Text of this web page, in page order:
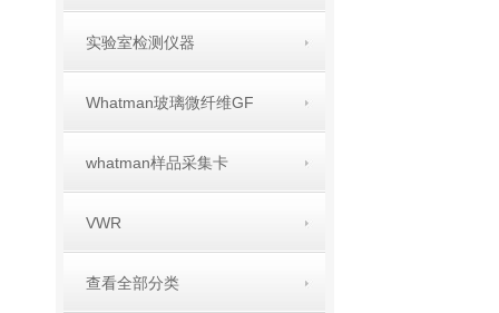
实验室检测仪器
Whatman玻璃微纤维GF
whatman样品采集卡
VWR
查看全部分类